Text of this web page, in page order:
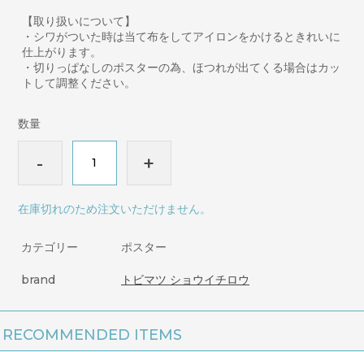
【取り扱いについて】
・シワがついた時は当て布をしてアイロンをかけるときれいに
仕上がります。
・切りっぱなしのポスターの為、ほつれが出てくる場合はカッ
トして調整ください。
数量
- +
在庫切れのため注文いただけません。
カテゴリー ポスター
brand トビマツ ショウイチロウ
RECOMMENDED ITEMS